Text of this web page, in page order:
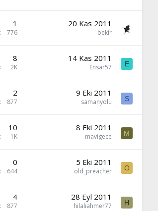
1
776
20 Kas 2011
bekir
8
2K
14 Kas 2011
Ensar57 E
2
877
9 Eki 2011
samanyolu S
10
1K
8 Eki 2011
mavigece M
0
644
5 Eki 2011
old_preacher O
4
877
28 Eyl 2011
hilaliahmer77 H